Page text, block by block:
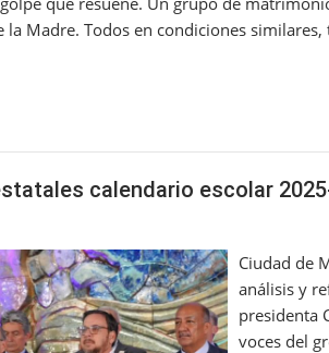
Madre. Todos en condiciones
calendario escolar
Ciudad de
análisis y
presidenta
voces del